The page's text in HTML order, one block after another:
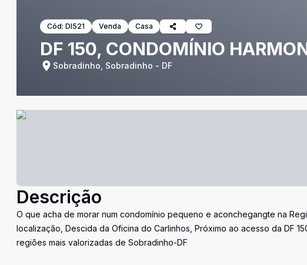
Cód: DI521 Venda Casa
DF 150, CONDOMÍNIO
Sobradinho, Sobradinho - DF
Descrição
O que acha de morar num condomínio pequeno e aconchegangte na
localização, Descida da Oficina do Carlinhos, Próximo ao acesso da DF
regiões mais valorizadas de Sobradinho-DF